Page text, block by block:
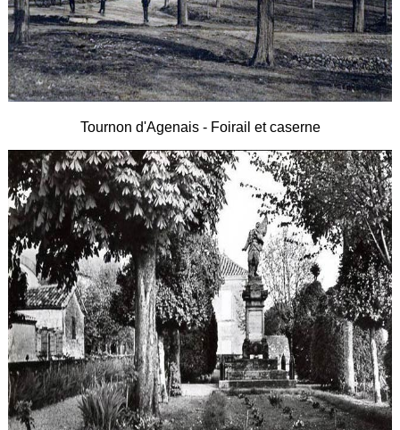
Tournon d'Agenais - Foirail et caserne